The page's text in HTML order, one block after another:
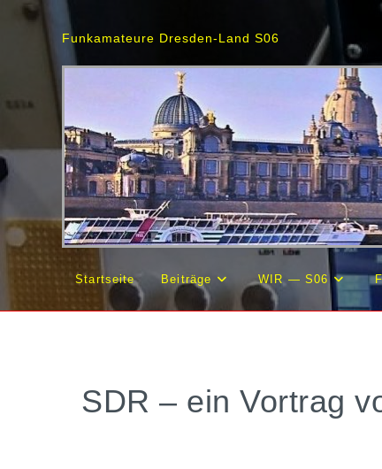
Zum
Funkamateure Dresden-Land S06
Startseite Beiträge WIR — S06
SDR – ein Vortrag